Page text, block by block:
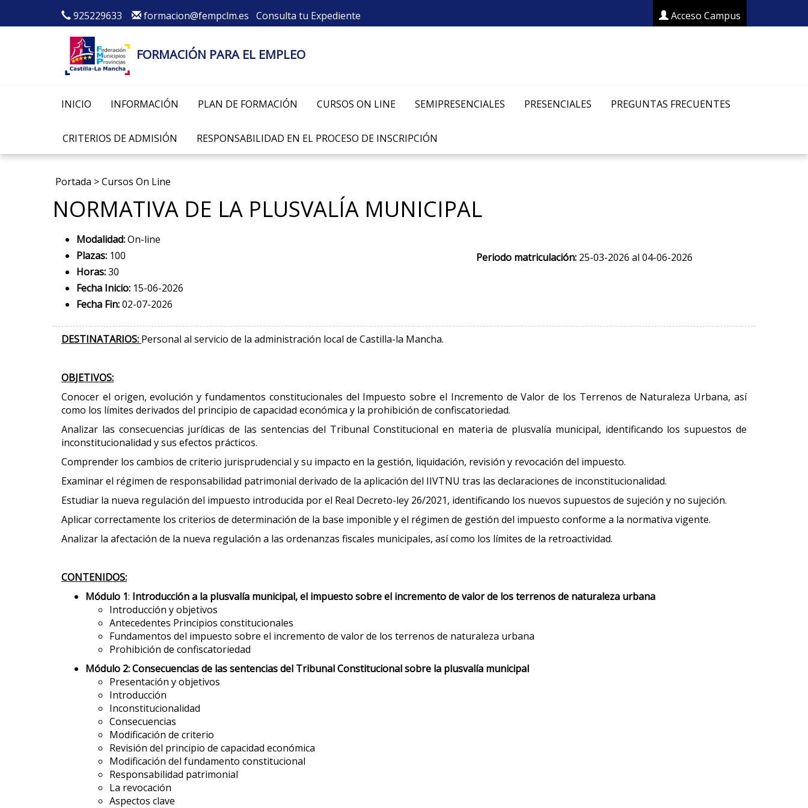
925229633 formacion@fempclm.es Acceso Campus
Consulta tu Expediente
FORMACIÓN PARA EL EMPLEO
INICIO INFORMACIÓN PLAN DE FORMACIÓN CURSOS ON LINE SEMIPRESENCIALES PRESENCIALES PREGUNTAS FRECUENTES
CRITERIOS DE ADMISIÓN RESPONSABILIDAD EN EL PROCESO DE INSCRIPCIÓN
Portada >Cursos On Line
NORMATIVA DE LA PLUSVALÍA MUNICIPAL
Modalidad:On-line
Plazas: 100
Horas:30
Fecha Inicio: 15-06-2026
Fecha Fin:02-07-2026
Periodo matriculación: 25-03-2026 al 04-06-2026
DESTINATARIOS: Personal al servicio de la administración local de Castilla-la Mancha.
OBJETIVOS:
Conocer el origen, evolución y fundamentos constitucionales del Impuesto sobre el Incremento de Valor de los Terrenos de Naturaleza Urbana, así
como los límites derivados del principio de capacidad económica y la prohibición de confiscatoriedad.
Analizar las consecuencias jurídicas de las sentencias del Tribunal Constitucional en materia de plusvalía municipal, identificando los supuestos de
inconstitucionalidad y sus efectos prácticos.
Comprender los cambios de criterio jurisprudencial y su impacto en la gestión, liquidación, revisión y revocación del impuesto.
Examinar el régimen de responsabilidad patrimonial derivado de la aplicación del IIVTNU tras las declaraciones de inconstitucionalidad.
Estudiar la nueva regulación del impuesto introducida por el Real Decreto-ley 26/2021, identificando los nuevos supuestos de sujeción y no sujeción.
Aplicar correctamente los criterios de determinación de la base imponible y el régimen de gestión del impuesto conforme a la normativa vigente.
Analizar la afectación de la nueva regulación a las ordenanzas fiscales municipales, así como los límites de la retroactividad.
CONTENIDOS:
Módulo 1: Introducción a la plusvalía municipal, el impuesto sobre el incremento de valor de los terrenos de naturaleza urbana
Introducción y objetivos
Antecedentes Principios constitucionales
Fundamentos del impuesto sobre el incremento de valor de los terrenos de naturaleza urbana
Prohibición de confiscatoriedad
Módulo 2:Consecuencias de las sentencias del Tribunal Constitucional sobre la plusvalía municipal
Presentación y objetivos
Introducción
Inconstitucionalidad
Consecuencias
Modificación de criterio
Revisión del principio de capacidad económica
Modificación del fundamento constitucional
Responsabilidad patrimonial
La revocación
Aspectos clave